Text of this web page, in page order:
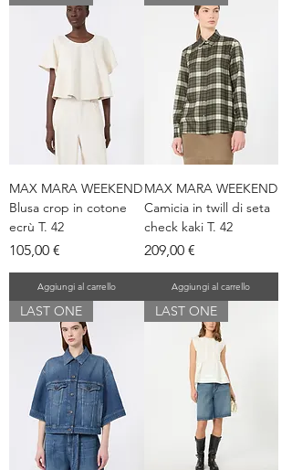
MAX MARA WEEKEND
Blusa crop in cotone
ecrù T. 42
Prezzo
105,00 €
Aggiungi al carrello
MAX MARA WEEKEND
Camicia in twill di seta
check kaki T. 42
Prezzo
209,00 €
Aggiungi al carrello
LAST ONE LAST ONE